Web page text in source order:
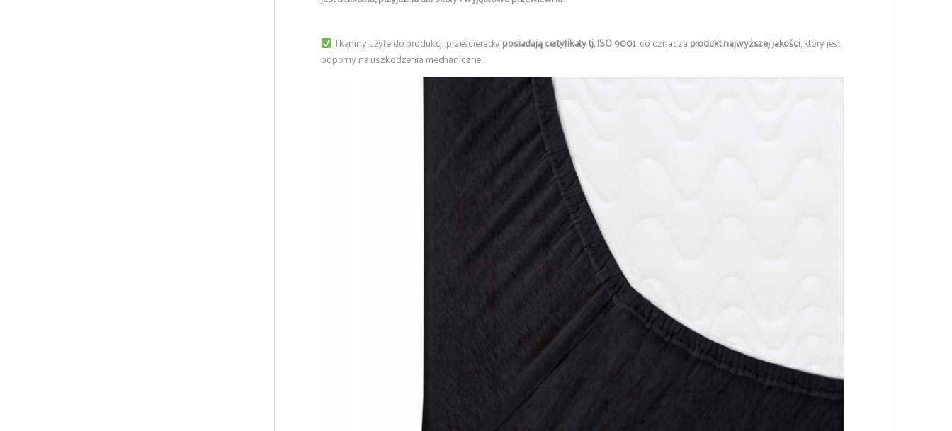
Tkaniny użyte do produkcji prześcieradła posiadają certyfikaty tj. ISO 9001, co oznacza produkt najwyższej jakości, który jest
odporny na uszkodzenia mechaniczne.